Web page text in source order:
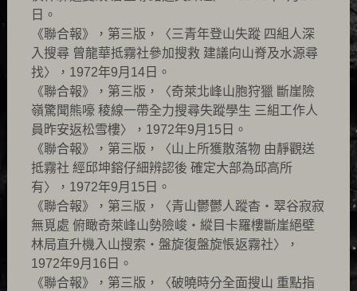
日。
《聯合報》，第三版，〈三青年登山失蹤 四組人深
入搜尋 曾龍華抵霧社參加搜救 建議向山脊及水源尋
找〉，1972年9月14日。
《聯合報》，第三版，〈奇萊北峰山胞狩獵 斷崖險
嶺驚聞熊嚎 稜線一帶全力搜尋失蹤學生 三組工作人
員昨安返松雪樓〉，1972年9月15日。
《聯合報》，第三版，〈山上所獲散落物 由靜觀送
抵霧社 經邱坤鎔仔細辨認後 確定大部為邱高所
有〉，1972年9月15日。
《聯合報》，第三版，〈青山鬱鬱人蹤杳‧翠谷寂寂
無覓處 俯瞰奇萊峰山勢險峻‧縱目卡羅樓斷崖絕壁
林局直升機入山搜索‧盤旋復盤旋悵返霧社〉，
1972年9月16日。
《聯合報》，第三版，〈破曉時分全面搜山 重點指